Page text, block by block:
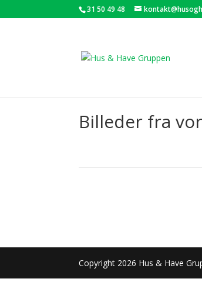
31 50 49 48
Billeder fra
Copyright 2026 Hus & Have